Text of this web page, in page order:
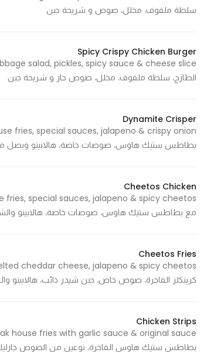
سلطة ملفوف، مخلل، صوص و شريحة جبن
Spicy Crispy Chicken Burger
الطازج، سلطة ملفوف، مخلل، صوص حار و شريحة جبن
Dynamite Crisper
بطاطس ستيك هاوس، صوصات خاصة، هالابينو
Cheetos Chicken
مع بطاطس ستيك هاوس، صوصات خاصة، هالابينو
Cheetos Fries
كرينكلز الفاخرة، صوص خاص، جبن شيدر ذائب، هالابينو
Chicken Strips
بطاطس ستيك هاوس الفاخرة، نوعين من الصوص
website to
Statistics
In order for
the
website's
functionality
based on
how the
Experience
to perform